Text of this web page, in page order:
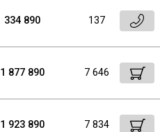
334 890 137
1 877 890 7 646
1 923 890 7 834